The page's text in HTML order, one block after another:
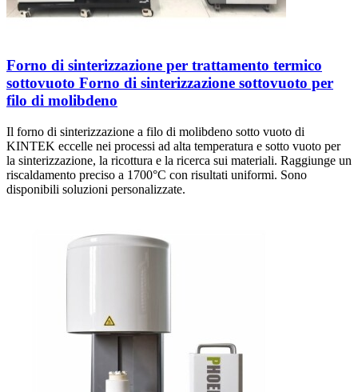
Forno di sinterizzazione per trattamento termico
sottovuoto Forno di sinterizzazione sottovuoto per
filo di molibdeno
Il forno di sinterizzazione a filo di molibdeno sotto vuoto di
KINTEK eccelle nei processi ad alta temperatura e sotto vuoto per
la sinterizzazione, la ricottura e la ricerca sui materiali. Raggiunge un
riscaldamento preciso a 1700°C con risultati uniformi. Sono
disponibili soluzioni personalizzate.